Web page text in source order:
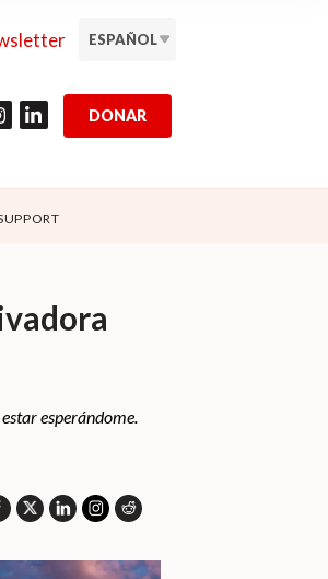
ESPAÑOL
DONAR
esperándome.